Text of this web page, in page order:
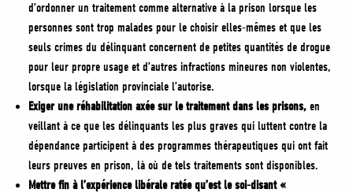
d’ordonner un traitement comme alternative à la prison lorsque les
personnes sont trop malades pour le choisir elles-mêmes et que les
seuls crimes du délinquant concernent de petites quantités de drogue
pour leur propre usage et d’autres infractions mineures non violentes,
lorsque la législation provinciale l’autorise.
Exiger une réhabilitation axée sur le traitement dans les prisons, en
veillant à ce que les délinquants les plus graves qui luttent contre la
dépendance participent à des programmes thérapeutiques qui ont fait
leurs preuves en prison, là où de tels traitements sont disponibles.
Mettre fin à l’expérience libérale ratée qu’est le soi-disant «